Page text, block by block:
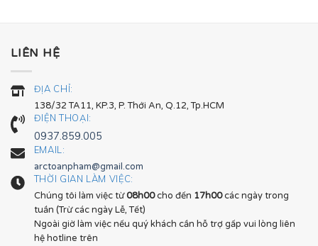
LIÊN HỆ
ĐỊA CHỈ:
138/32 TA11, KP.3, P. Thới An, Q.12, Tp.HCM
ĐIỆN THOẠI:
0937.859.005
EMAIL:
arctoanpham@gmail.com
THỜI GIAN LÀM VIỆC:
Chúng tôi làm việc từ08h00cho đến 17h00các ngày trong
tuần (Trừ các ngày Lễ, Tết)
Ngoài giờ làm việc nếu quý khách cần hỗ trợ gấp vui lòng liên
hệ hotline trên